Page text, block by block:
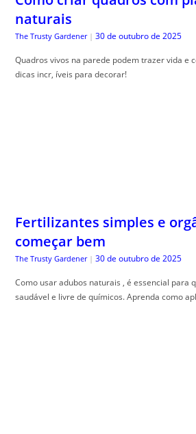
naturais
The Trusty Gardener | 30 de outubro de 2025
Quadros vivos na parede podem trazer vida e
dicas incr, íveis para decorar!
Fertilizantes simples e
começar bem
The Trusty Gardener | 30 de outubro de 2025
Como usar adubos naturais , é essencial para
saudável e livre de químicos. Aprenda como